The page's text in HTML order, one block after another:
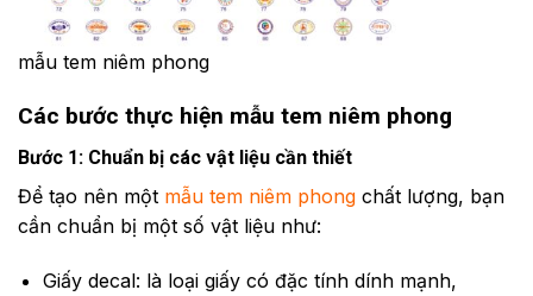
mẫu tem niêm phong
Các bước thực hiện mẫu tem niêm phong
Bước 1: Chuẩn bị các vật liệu cần thiết
Để tạo nên một mẫu tem niêm phong chất lượng, bạn
cần chuẩn bị một số vật liệu như:
Giấy decal: là loại giấy có đặc tính dính mạnh,